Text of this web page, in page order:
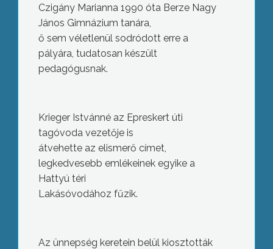
Czigány Marianna 1990 óta Berze Nagy
János Gimnázium tanára,
ő sem véletlenül sodródott erre a
pályára, tudatosan készült
pedagógusnak.
Krieger Istvánné az Epreskert úti
tagóvoda vezetője is
átvehette az elismerő címet,
legkedvesebb emlékeinek egyike a
Hattyú téri
Lakásóvodához fűzik.
Az ünnepség keretein belül kiosztották